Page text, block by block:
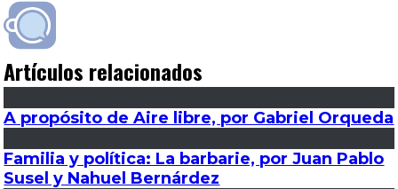
Artículos relacionados
A propósito de Aire libre, por Gabriel Orqueda
Familia y política: La barbarie, por Juan Pablo
Susel y Nahuel Bernárdez